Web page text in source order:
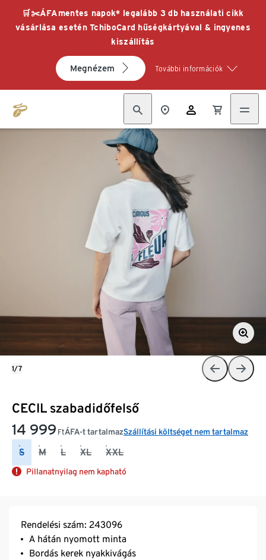
🛒✂️ÁFAmentes napok* legalább 3 db használati cikk
vásárlása esetén TchiboCard hűségkártyával & ingyenes
kiszállítás
Megnézem További információk
CECIL szabadidőfelső
14 999 FtÁFA-t tartalmazSzállítási költséget nem tartalmaz
S M L XL XXL
Pillanatnyilag nem kapható
1/7
Rendelési szám: 243096
A hátán nyomott minta
Bordás kerek nyakkivágás